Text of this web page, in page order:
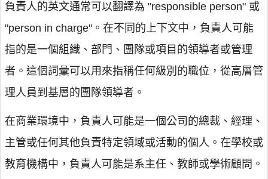
負責人的英文通常可以翻譯為 "responsible person" 或
"person in charge"。在不同的上下文中，負責人可能
指的是一個組織、部門、團隊或項目的領導者或管理
者。這個詞彙可以用來指稱任何級別的職位，從高層管
理人員到基層的團隊領導者。
在商業環境中，負責人可能是一個公司的總裁、經理、
主管或任何其他負責特定領域或活動的個人。在學校或
教育機構中，負責人可能是系主任、教師或學術顧問。